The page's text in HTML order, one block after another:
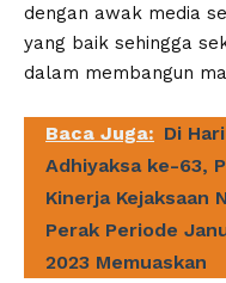
dengan awak media
yang baik sehingga
dalam membangun
Baca Juga: Di
Adhiyaksa ke-63,
Kinerja Kejaksaan
Perak Periode
2023 Memuaskan